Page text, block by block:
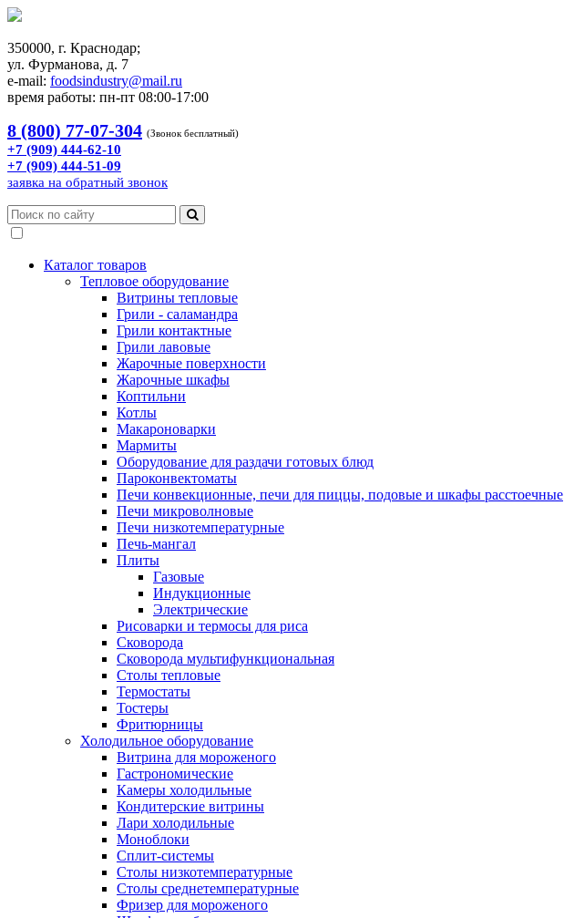
350000, г. Краснодар;
ул. Фурманова, д. 7
e-mail: foodsindustry@mail.ru
время работы: пн-пт 08:00-17:00
8 (800) 77-07-304 (Звонок бесплатный)
+7 (909) 444-62-10
+7 (909) 444-51-09
заявка на обратный звонок
Каталог товаров
Тепловое оборудование
Витрины тепловые
Грили - саламандра
Грили контактные
Грили лавовые
Жарочные поверхности
Жарочные шкафы
Коптильни
Котлы
Макароноварки
Мармиты
Оборудование для раздачи готовых блюд
Пароконвектоматы
Печи конвекционные, печи для пиццы, подовые и шкафы расстоечные
Печи микроволновые
Печи низкотемпературные
Печь-мангал
Плиты
Газовые
Индукционные
Электрические
Рисоварки и термосы для риса
Сковорода
Сковорода мультифункциональная
Столы тепловые
Термостаты
Тостеры
Фритюрницы
Холодильное оборудование
Витрина для мороженого
Гастрономические
Камеры холодильные
Кондитерские витрины
Лари холодильные
Моноблоки
Сплит-системы
Столы низкотемпературные
Столы среднетемпературные
Фризер для мороженого